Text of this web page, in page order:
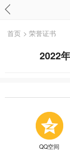
首页 > 荣誉证书
2022
QQ空间